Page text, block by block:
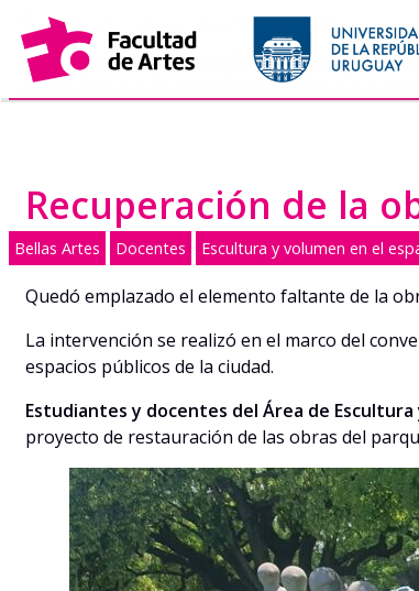
Saltar
al
contenido
Recuperación de la
Bellas Artes Docentes Escultura y volumen en el
Quedó emplazado el elemento faltante de la
La intervención se realizó en el marco del
espacios públicos de la ciudad.
Estudiantes y docentes del Área de
proyecto de restauración de las obras del